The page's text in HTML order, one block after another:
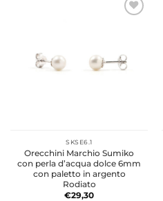
SKSE6.1
Orecchini Marchio Sumiko
con perla d’acqua dolce 6mm
con paletto in argento
Rodiato
€29,30